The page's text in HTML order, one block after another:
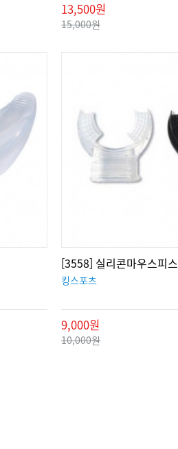
13,500원
15,000원
[3558] 실리콘마우스피스
킹스포츠
9,000원
10,000원